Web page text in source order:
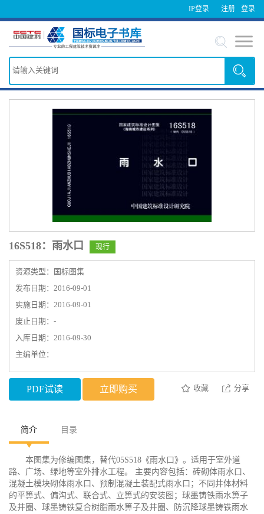
IP登录 登录
注册
16S518：雨水口 现行
资源类型：国标图集
发布日期：2016-09-01
实施日期：2016-09-01
废止日期：-
入库日期：2016-09-30
主编单位：
PDF试读 立即购买 收藏 分享
简介 目录
本图集为修编图集，替代05S518《雨水口》。适用于室外道
路、广场、绿地等室外排水工程。 主要内容包括：砖砌体雨水口、
混凝土模块砌体雨水口、预制混凝土装配式雨水口；不同井体材料
的平箅式、偏沟式、联合式、立箅式的安装图；球墨铸铁雨水箅子
及井圈、球墨铸铁复合树脂雨水箅子及井圈、防沉降球墨铸铁雨水